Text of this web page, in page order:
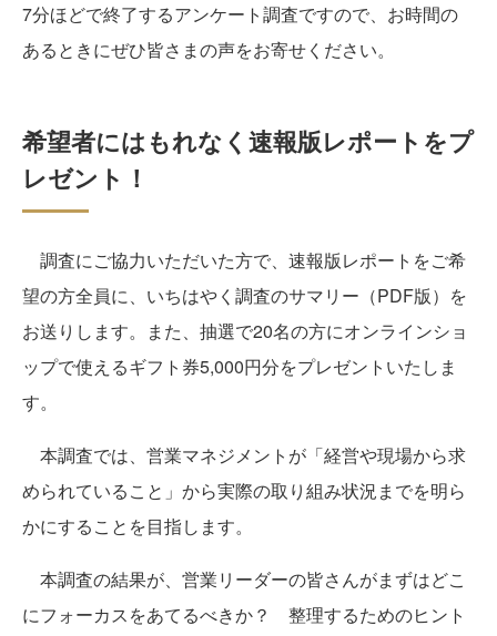
7分ほどで終了するアンケート調査ですので、お時間の
あるときにぜひ皆さまの声をお寄せください。
希望者にはもれなく速報版レポートをプ
レゼント！
調査にご協力いただいた方で、速報版レポートをご希
望の方全員に、いちはやく調査のサマリー（PDF版）を
お送りします。また、抽選で20名の方にオンラインショ
ップで使えるギフト券5,000円分をプレゼントいたしま
す。
本調査では、営業マネジメントが「経営や現場から求
められていること」から実際の取り組み状況までを明ら
かにすることを目指します。
本調査の結果が、営業リーダーの皆さんがまずはどこ
にフォーカスをあてるべきか？ 整理するためのヒント